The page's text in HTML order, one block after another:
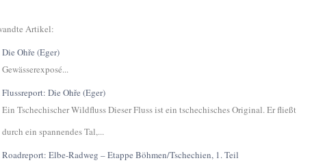
Artikel:
Die Ohře (Eger)
Gewässerexposé...
Flussreport: Die Ohře (Eger)
Ein Tschechischer Wildfluss Dieser Fluss ist ein tschechisches Original. Er fließt
durch ein spannendes Tal,...
Roadreport: Elbe-Radweg – Etappe Böhmen/Tschechien, 1. Teil